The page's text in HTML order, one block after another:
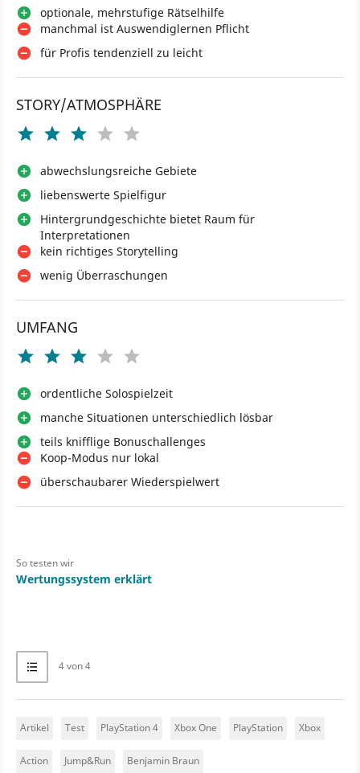
optionale, mehrstufige Rätselhilfe
manchmal ist Auswendiglernen Pflicht
für Profis tendenziell zu leicht
STORY/ATMOSPHÄRE
abwechslungsreiche Gebiete
liebenswerte Spielfigur
Hintergrundgeschichte bietet Raum für
Interpretationen
kein richtiges Storytelling
wenig Überraschungen
UMFANG
ordentliche Solospielzeit
manche Situationen unterschiedlich lösbar
teils knifflige Bonuschallenges
Koop-Modus nur lokal
überschaubarer Wiederspielwert
So testen wir
Wertungssystem erklärt
4 von 4
Artikel Test PlayStation 4 Xbox One PlayStation Xbox
Action Jump&Run Benjamin Braun